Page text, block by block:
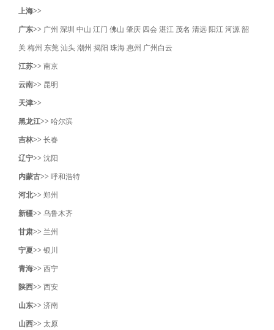
上海>>
广东>> 广州 深圳 中山 江门 佛山 肇庆 四会 湛江 茂名 清远 阳江 河源 韶
关 梅州 东莞 汕头 潮州 揭阳 珠海 惠州 广州白云
江苏>> 南京
云南>> 昆明
天津>>
黑龙江>> 哈尔滨
吉林>> 长春
辽宁>> 沈阳‌
内蒙古>> 呼和浩特
河北>> 郑州
新疆>> 乌鲁木齐
甘肃>> 兰州
宁夏>> 银川
青海>> 西宁
陕西>> 西安
山东>> 济南
山西>> 太原